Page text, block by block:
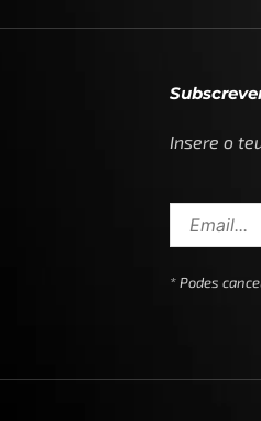
Insere o
* Podes